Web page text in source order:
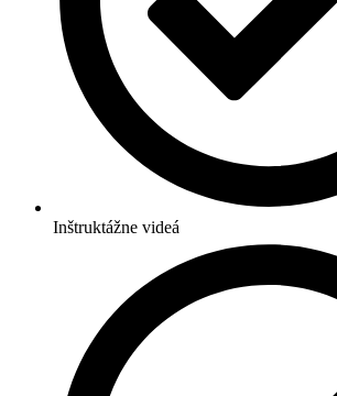
Inštruktážne videá